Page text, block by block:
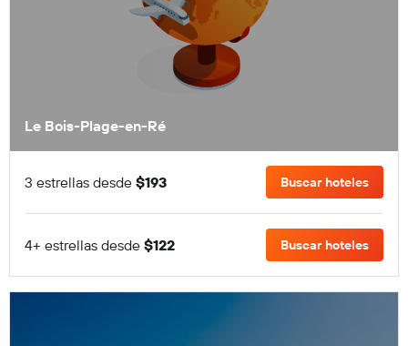
Le Bois-Plage-en-Ré
3 estrellas desde $193 Buscar hoteles
4+ estrellas desde $122 Buscar hoteles